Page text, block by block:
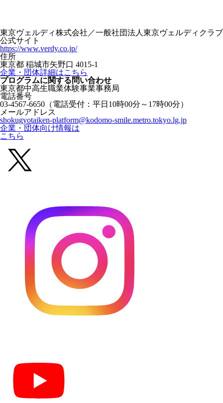
東京ヴェルディ株式会社／一般社団法人東京ヴェルディクラブ
公式サイト
https://www.verdy.co.jp/
住所
東京都 稲城市矢野口 4015-1
企業・団体詳細はこちら
プログラムに関する問い合わせ
東京都中高生職業体験事業事務局
電話番号
03-4567-6650 （電話受付：平日10時00分～17時00分）
メールアドレス
shokugyotaiken-platform@kodomo-smile.metro.tokyo.lg.jp
企業・団体向け情報は
こちら